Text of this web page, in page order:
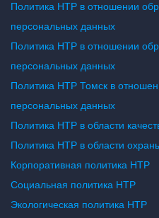
Политика НТР в отношении
персональных данных
Политика НТР в отношении
персональных данных
Политика НТР Томск в
персональных данных
Политика НТР в области
Политика НТР в области
Корпоративная политика НТР
Социальная политика НТР
Экологическая политика НТР